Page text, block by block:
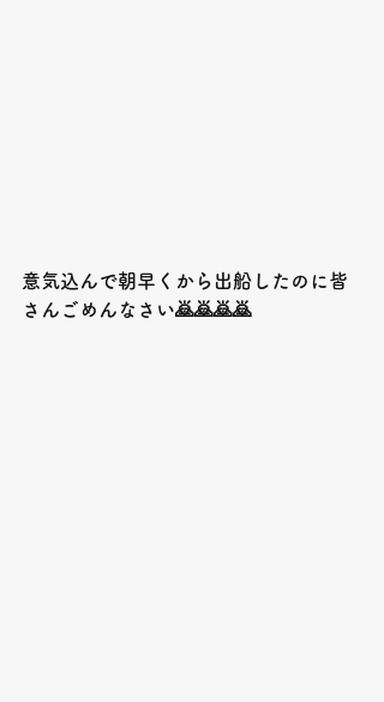
意気込んで朝早くから出船したのに皆
さんごめんなさい🙇🙇🙇🙇